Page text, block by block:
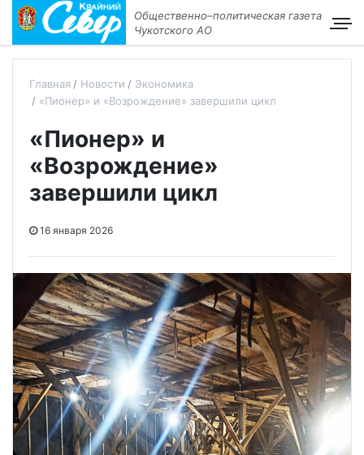
Общественно–политическая газета
Чукотского АО
Главная Новости
Экономика
«Пионер» и «Возрождение» завершили цикл
«Пионер» и
«Возрождение»
завершили цикл
16 января 2026